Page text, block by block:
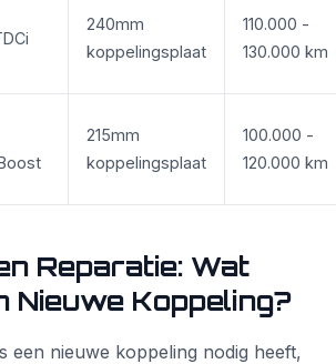
240mm
koppelingsplaat
110.000 -
130.000 km
215mm
koppelingsplaat
100.000 -
120.000 km
Reparatie: Wat
Nieuwe Koppeling?
een nieuwe koppeling nodig heeft,